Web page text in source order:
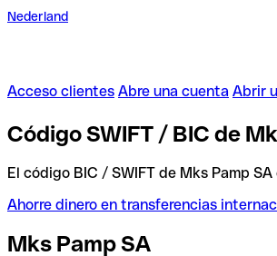
Nederland
Acceso clientes Abre una cuenta Abrir
Código SWIFT / BIC de
El código BIC / SWIFT de Mks Pamp SA
Ahorre dinero en transferencias
Mks Pamp SA